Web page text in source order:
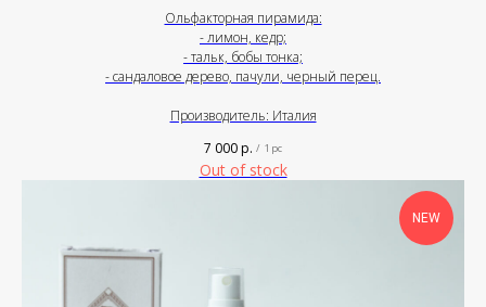
Ольфакторная пирамида:
- лимон, кедр;
- тальк, бобы тонка;
- сандаловое дерево, пачули, черный перец.
Производитель: Италия
7 000р. / 1 pc
Out of stock
NEW